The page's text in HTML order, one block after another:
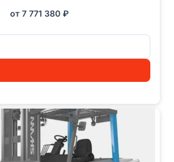
от 7 771 380 ₽